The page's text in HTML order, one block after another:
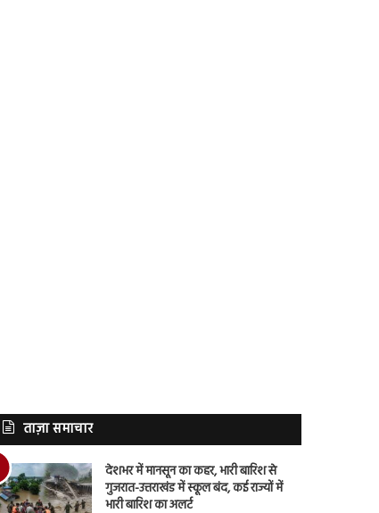
ताज़ा समाचार
देशभर में मानसून का कहर, भारी बारिश से
गुजरात-उत्तराखंड में स्कूल बंद, कई राज्यों में
भारी बारिश का अलर्ट